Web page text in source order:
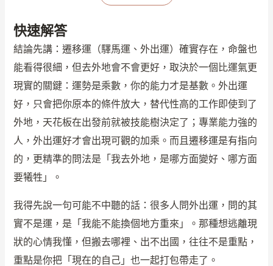
快速解答
結論先講：遷移運（驛馬運、外出運）確實存在，命盤也
能看得很細，但去外地會不會更好，取決於一個比運氣更
現實的關鍵：運勢是乘數，你的能力才是基數。外出運
好，只會把你原本的條件放大，替代性高的工作即使到了
外地，天花板在出發前就被技能樹決定了；專業能力強的
人，外出運好才會出現可觀的加乘。而且遷移運是有指向
的，更精準的問法是「我去外地，是哪方面變好、哪方面
要犧牲」。
我得先說一句可能不中聽的話：很多人問外出運，問的其
實不是運，是「我能不能換個地方重來」。那種想逃離現
狀的心情我懂，但搬去哪裡、出不出國，往往不是重點，
重點是你把「現在的自己」也一起打包帶走了。